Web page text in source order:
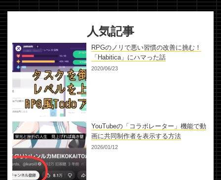
人気記事
RPGのノリで悪い習慣の改善に挑む！
「Habitica」にハマった話
2020/06/23
YouTubeの「コラボレーター」機能で動
画に共同制作者を表示する方法
2026/01/12